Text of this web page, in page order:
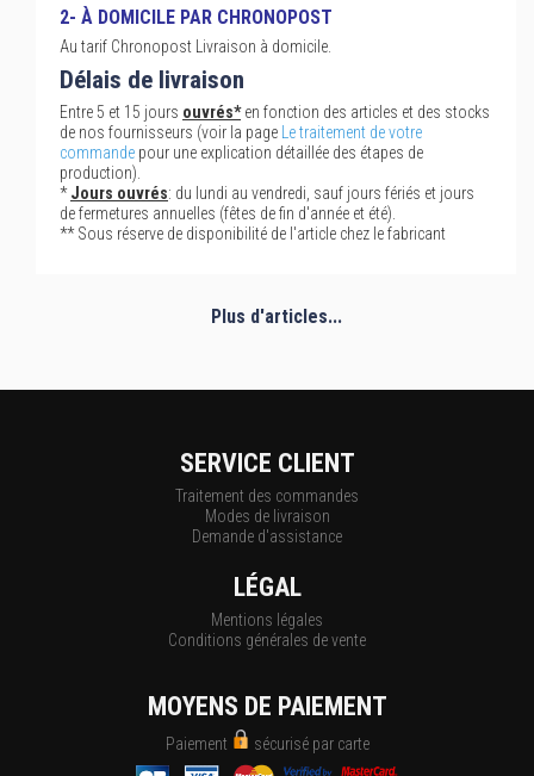
2- À DOMICILE PAR CHRONOPOST
Au tarif Chronopost Livraison à domicile.
Délais de livraison
Entre 5 et 15 jours ouvrés*en fonction des articles et des stocks
de nos fournisseurs (voir la page
Le traitement de votre
commande pour une explication détaillée des étapes de
production).
*Jours ouvrés: du lundi au vendredi, sauf jours fériés et jours
de fermetures annuelles (fêtes de fin d'année et été).
** Sous réserve de disponibilité de l'article chez le fabricant
Plus d'articles...
SERVICE CLIENT
Traitement des commandes
Modes de livraison
Demande d'assistance
LÉGAL
Mentions légales
Conditions générales de vente
MOYENS DE PAIEMENT
Paiement sécurisé par carte